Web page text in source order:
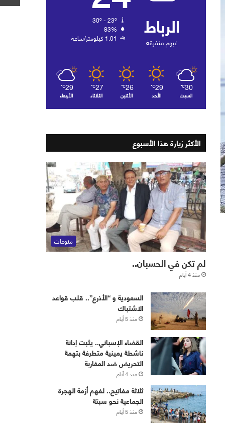
الرباط
غيوم متفرقة
83%
1.01 كيلومتر/ساعة
30
℃
السبت
29
℃
الأحد
26
℃
الأثنين
27
℃
الثلاثاء
29
℃
الأربعاء
الأكثر زيارة هذا الأسبوع
منوعات
لم تكن في الحسبان..
منذ 4 أيام
‏⁧‫السعودية‬⁩ و “الأذرع”.. قلب قواعد
الاشتباك
منذ 5 أيام
القضاء الإسباني.. يثبت إدانة
ناشطة يمينية متطرفة بتهمة
التحريض ضد المغاربة
منذ 4 أيام
ثلاثة مفاتيح.. لفهم أزمة الهجرة
الجماعية نحو سبتة
منذ 5 أيام